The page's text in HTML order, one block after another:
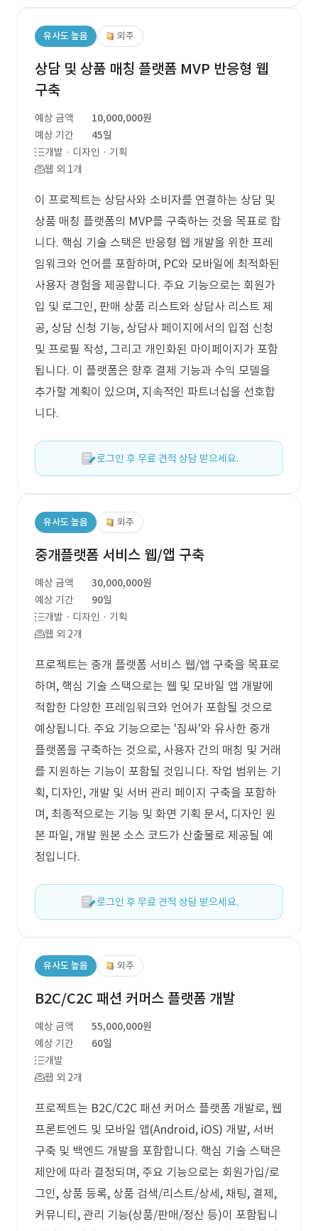
유사도 높음 외주
상담 및 상품 매칭 플랫폼 MVP 반응형 웹
구축
예상 금액
10,000,000원
예상 기간
45일
개발 · 디자인 · 기획
웹 외 1개
이 프로젝트는 상담사와 소비자를 연결하는 상담 및
상품 매칭 플랫폼의 MVP를 구축하는 것을 목표로 합
니다. 핵심 기술 스택은 반응형 웹 개발을 위한 프레
임워크와 언어를 포함하며, PC와 모바일에 최적화된
사용자 경험을 제공합니다. 주요 기능으로는 회원가
입 및 로그인, 판매 상품 리스트와 상담사 리스트 제
공, 상담 신청 기능, 상담사 페이지에서의 입점 신청
및 프로필 작성, 그리고 개인화된 마이페이지가 포함
됩니다. 이 플랫폼은 향후 결제 기능과 수익 모델을
추가할 계획이 있으며, 지속적인 파트너십을 선호합
니다.
로그인 후 무료 견적 상담 받으세요.
유사도 높음 외주
중개플랫폼 서비스 웹/앱 구축
예상 금액
30,000,000원
예상 기간
90일
개발 · 디자인 · 기획
웹 외 2개
프로젝트는 중개 플랫폼 서비스 웹/앱 구축을 목표로
하며, 핵심 기술 스택으로는 웹 및 모바일 앱 개발에
적합한 다양한 프레임워크와 언어가 포함될 것으로
예상됩니다. 주요 기능으로는 '짐싸'와 유사한 중개
플랫폼을 구축하는 것으로, 사용자 간의 매칭 및 거래
를 지원하는 기능이 포함될 것입니다. 작업 범위는 기
획, 디자인, 개발 및 서버 관리 페이지 구축을 포함하
며, 최종적으로는 기능 및 화면 기획 문서, 디자인 원
본 파일, 개발 원본 소스 코드가 산출물로 제공될 예
정입니다.
로그인 후 무료 견적 상담 받으세요.
유사도 높음 외주
B2C/C2C 패션 커머스 플랫폼 개발
예상 금액
55,000,000원
예상 기간
60일
개발
웹 외 2개
프로젝트는 B2C/C2C 패션 커머스 플랫폼 개발로, 웹
프론트엔드 및 모바일 앱(Android, iOS) 개발, 서버
구축 및 백엔드 개발을 포함합니다. 핵심 기술 스택은
제안에 따라 결정되며, 주요 기능으로는 회원가입/로
그인, 상품 등록, 상품 검색/리스트/상세, 채팅, 결제,
커뮤니티, 관리 기능(상품/판매/정산 등)이 포함됩니